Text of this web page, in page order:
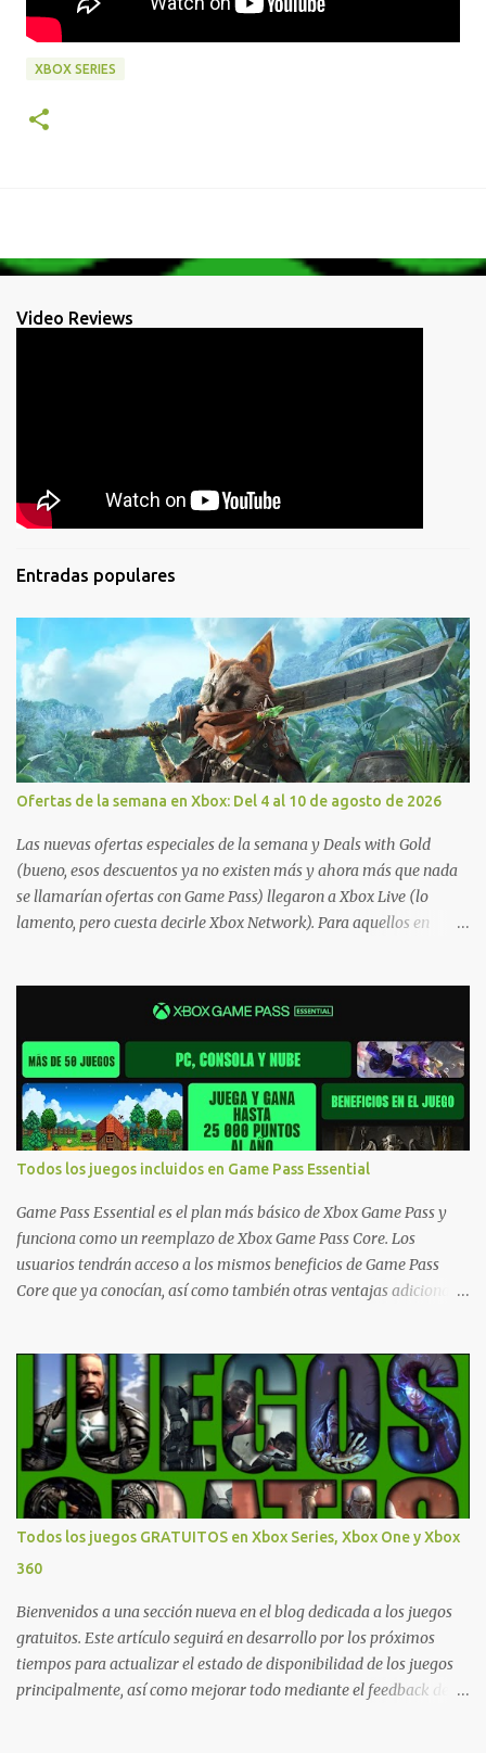
XBOX SERIES
Video Reviews
Entradas populares
Ofertas de la semana en Xbox: Del 4 al 10 de agosto de 2026
Las nuevas ofertas especiales de la semana y Deals with Gold
(bueno, esos descuentos ya no existen más y ahora más que nada
se llamarían ofertas con Game Pass) llegaron a Xbox Live (lo
lamento, pero cuesta decirle Xbox Network). Para aquellos en
jugarlos y mantener un progreso compartido en Windows PC y
Xbox, y tenemos un listado de juegos compatibles por acá . ¿Aún
necesitas una mano con las compras? Tenemos un tutorial extenso
o en vídeo para que se quiten todas las dudas generales de cómo
hacer compras en Xbox . Podes consultar un listado más completo
de promociones desde xbox.com. El post puede tener
actualizaciones regulares o cambios ante cualquier error. Ofertas
- Argentina Ofertas - Chile Ofertas - Colombia Ofertas - México
Ofertas - Estados Unidos Ofertas - España Todas las ofertas de
Xbox One también aplican a Xbox Series, a excepción de los jue...
Todos los juegos incluidos en Game Pass Essential
Game Pass Essential es el plan más básico de Xbox Game Pass y
funciona como un reemplazo de Xbox Game Pass Core. Los
usuarios tendrán acceso a los mismos beneficios de Game Pass
Core que ya conocían, así como también otras ventajas adicionales
que están en Xbox y PC, que van desde skins, desbloqueo de
personajes, paquetes de armas hasta emotes, monedas virtuales y
más para diferentes títulos. Todas estas ventajas se pueden
reclamar desde la sección de Game Pass o en tu aplicación de Xbox
yendo directamente a la pestaña de Game Pass. Essential también
ahora sumará el acceso a la Nube de Xbox, el cual nos permitite
jugar una pequeña porción de los juegos de la suscripción
mediante xCloud y más de 600 juegos compatibles si es que los
compramos previamente (con más títulos en camino a ser
compatibles con la función Transmite tu Propios Juegos). Pueden
leer más...
Todos los juegos GRATUITOS en Xbox Series, Xbox One y Xbox
360
Bienvenidos a una sección nueva en el blog dedicada a los juegos
gratuitos. Este artículo seguirá en desarrollo por los próximos
tiempos para actualizar el estado de disponibilidad de los juegos
principalmente, así como mejorar todo mediante el feedback de